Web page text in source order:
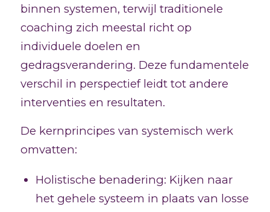
binnen systemen, terwijl traditionele
coaching zich meestal richt op
individuele doelen en
gedragsverandering. Deze fundamentele
verschil in perspectief leidt tot andere
interventies en resultaten.
De kernprincipes van systemisch werk
omvatten:
Holistische benadering: Kijken naar
het gehele systeem in plaats van losse